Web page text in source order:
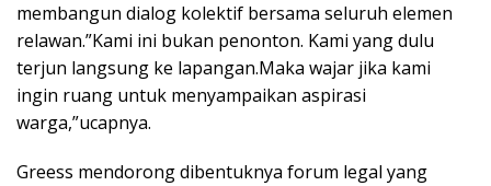
membangun dialog kolektif bersama seluruh elemen
relawan.”Kami ini bukan penonton. Kami yang dulu
terjun langsung ke lapangan.Maka wajar jika kami
ingin ruang untuk menyampaikan aspirasi
warga,”ucapnya.
Greess mendorong dibentuknya forum legal yang